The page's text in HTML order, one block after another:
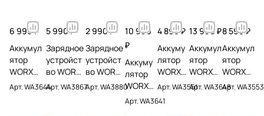
6 990 ₽
Аккумул
ятор
WORX
WA3644
PRO 20V
Арт.WA3644
5 990 ₽
Зарядное
устройст
во WORX
WA3867
20V 6А
Арт.WA3867
2 990 ₽
Зарядное
устройст
во WORX
WA3880
20V 2А
Арт.WA3880
10 990
₽
Аккуму
лятор
WORX
WA3641
20V 6Ач
Арт.WA3641
4 890 ₽
Аккуму
лятор
WORX
WA3551
20V 2Ач
Арт.WA3551
13 990 ₽
Аккумул
ятор
WORX
WA3648
20V 8Ач
Арт.WA3648
8 590 ₽
Аккумул
ятор
WORX
WA3553
20V 4Ач
Арт.WA3553